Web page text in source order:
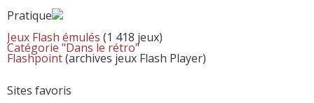
Pratique
Jeux Flash émulés (1 418 jeux)
Catégorie "Dans le rétro"
Flashpoint(archives jeux Flash Player)
Sites favoris